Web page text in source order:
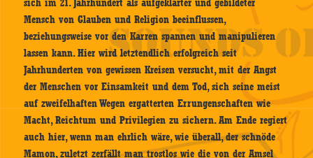
sich im 21. Jahrhundert als aufgeklärter und gebildeter
Mensch von Glauben und Religion beeinflussen,
beziehungsweise vor den Karren spannen und manipulieren
lassen kann. Hier wird letztendlich erfolgreich seit
Jahrhunderten von gewissen Kreisen versucht, mit der Angst
der Menschen vor Einsamkeit und dem Tod, sich seine meist
auf zweifelhaften Wegen ergatterten Errungenschaften wie
Macht, Reichtum und Privilegien zu sichern. Am Ende regiert
auch hier, wenn man ehrlich wäre, wie überall, der schnöde
Mamon, zuletzt zerfällt man trostlos wie die von der Amsel